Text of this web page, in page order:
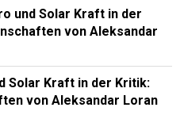
und Solar Kraft in der
von Aleksandar
Solar Kraft in der Kritik:
von Aleksandar Loran